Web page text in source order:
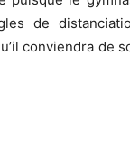
de
conviendra de